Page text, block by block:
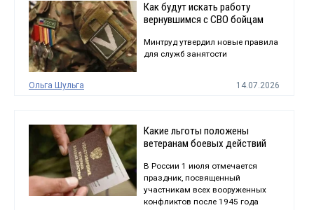
Как будут искать работу
вернувшимся с СВО бойцам
Минтруд утвердил новые правила
для служб занятости
Ольга Шульга 14.07.2026
Какие льготы положены
ветеранам боевых действий
В России 1 июля отмечается
праздник, посвященный
участникам всех вооруженных
конфликтов после 1945 года